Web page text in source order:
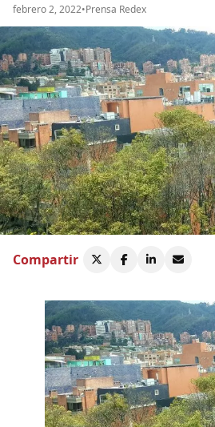
febrero 2, 2022•Prensa Redex
Compartir